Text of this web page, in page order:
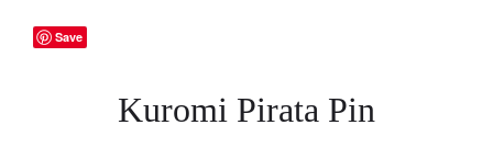
Save
Kuromi Pirata Pin